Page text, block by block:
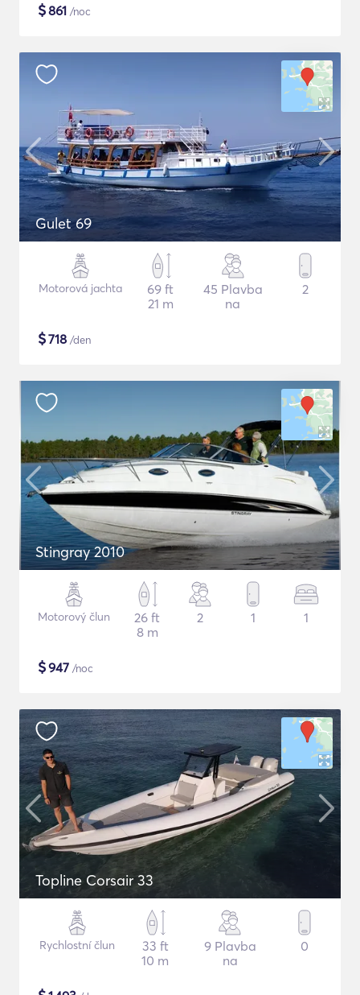
$861 /noc
Gulet 69
Motorová jachta
69 ft
21 m
45 Plavba
na
2
$718 /den
Stingray 2010
Motorový člun
26 ft
8 m
2 1 1
$947 /noc
Topline Corsair 33
Rychlostní člun
33 ft
10 m
9 Plavba
na
0